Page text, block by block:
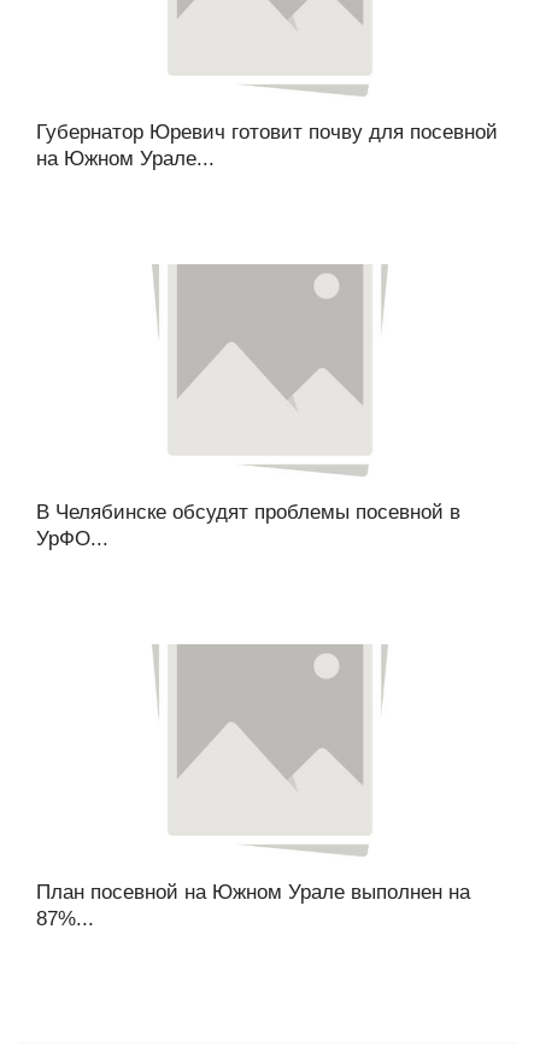
Губернатор Юревич готовит почву для посевной
на Южном Урале...
В Челябинске обсудят проблемы посевной в
УрФО...
План посевной на Южном Урале выполнен на
87%...